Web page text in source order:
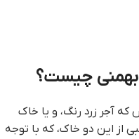
بهمنی چیست؟
آجر زرد رنگ، و یا خاک
از این دو خاک، که با توجه